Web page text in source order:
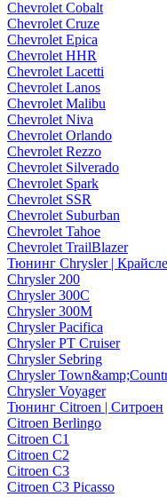
Chevrolet Cobalt
Chevrolet Cruze
Chevrolet Epica
Chevrolet HHR
Chevrolet Lacetti
Chevrolet Lanos
Chevrolet Malibu
Chevrolet Niva
Chevrolet Orlando
Chevrolet Rezzo
Chevrolet Silverado
Chevrolet Spark
Chevrolet SSR
Chevrolet Suburban
Chevrolet Tahoe
Chevrolet TrailBlazer
Тюнинг Chrysler |
Chrysler 200
Chrysler 300C
Chrysler 300M
Chrysler Pacifica
Chrysler PT Cruiser
Chrysler Sebring
Chrysler
Chrysler Voyager
Тюнинг Citroen | Ситроен
Citroen Berlingo
Citroen C1
Citroen C2
Citroen C3
Citroen C3 Picasso